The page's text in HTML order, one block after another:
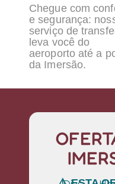
Chegue com
e segurança:
serviço de
leva você do
aeroporto até a
da Imersão.